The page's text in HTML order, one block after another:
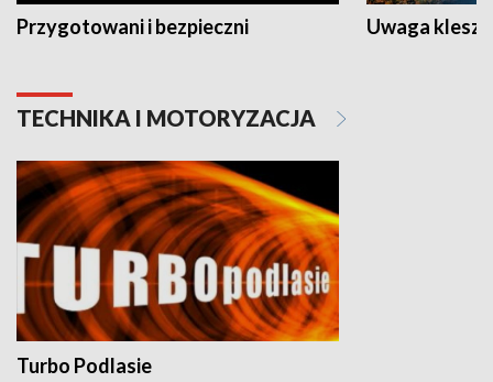
Przygotowani i bezpieczni Uwaga
TECHNIKA I MOTORYZACJA
Turbo Podlasie